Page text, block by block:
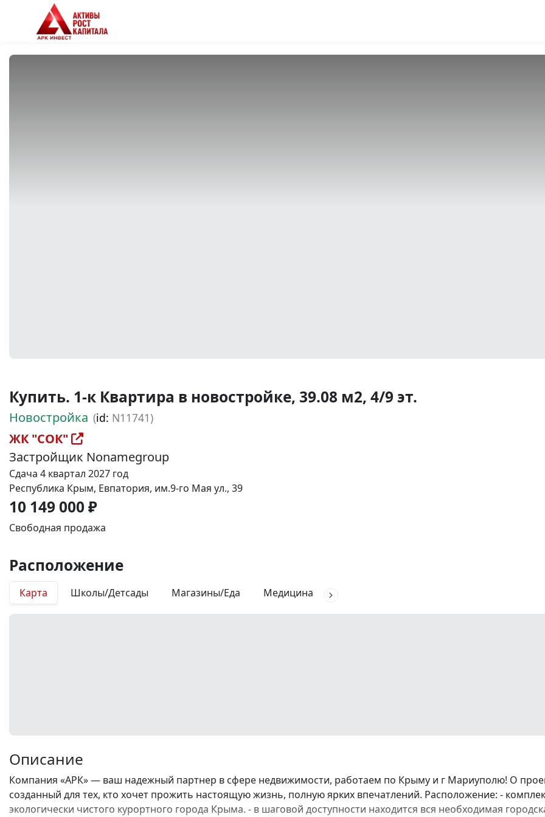
Купить. 1-к Квартира в новостройке, 39.08 м2, 4/9 эт.
Новостройка (id: N11741)
ЖК "СОК"
Застройщик Nonamegroup
Сдача 4 квартал 2027 год
Республика Крым, Евпатория, им.9-го Мая ул., 39
10 149 000 ₽
Свободная продажа
Расположение
Карта Школы/Детсады Магазины/Еда Медицина
Описание
Компания «АРК» — ваш надежный партнер в сфере недвижимости, работаем по Крыму и г Мариуполю! О
созданный для тех, кто хочет прожить настоящую жизнь, полную ярких впечатлений. Расположение: -
экологически чистого курортного города Крыма. - в шаговой доступности находится вся необходимая